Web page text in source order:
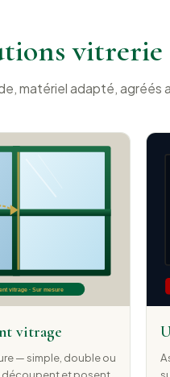
vitrerie
matériel adapté, agréés
vitrage
— simple, double ou